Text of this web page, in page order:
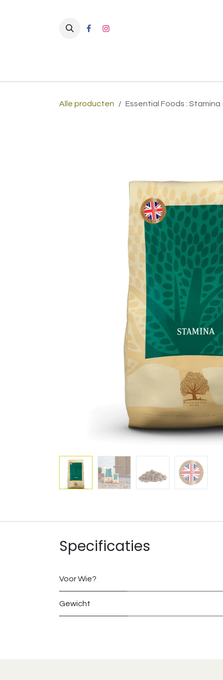
Alle producten Essential Foods : Stamina
Specificaties
Voor Wie?
Gewicht